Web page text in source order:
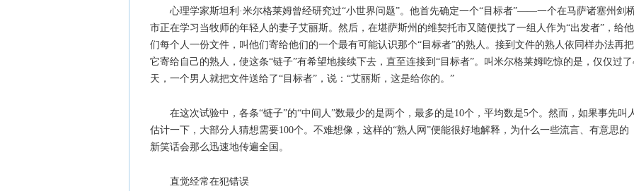
心理学家斯坦利·米尔格莱姆曾经研究过“小世界问题”。他首先确定一个“目标者”——一个在马萨诸塞州剑
市正在学习当牧师的年轻人的妻子艾丽斯。然后，在堪萨斯州的维契托市又随便找了一组人作为“出发者”，给他
们每个人一份文件，叫他们寄给他们的一个最有可能认识那个“目标者”的熟人。接到文件的熟人依同样办法再把
它寄给自己的熟人，使这条“链子”有希望地接续下去，直至连接到“目标者”。叫米尔格莱姆吃惊的是，仅仅过了
天，一个男人就把文件送给了“目标者”，说：“艾丽斯，这是给你的。”
在这次试验中，各条“链子”的“中间人”数最少的是两个，最多的是10个，平均数是5个。然而，如果事先叫
估计一下，大部分人猜想需要100个。不难想像，这样的“熟人网”便能很好地解释，为什么一些流言、有意思的
新笑话会那么迅速地传遍全国。
直觉经常在犯错误